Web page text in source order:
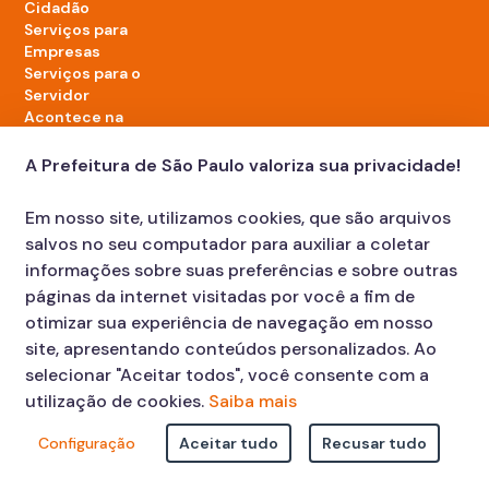
Cidadão
Serviços para
Empresas
Serviços para o
Servidor
Acontece na
LinkedIn da Prefeitura de São Paulo
TikTok da Prefeitura de São Paulo
YouTube da Prefeitura de São Paulo
X da Prefeitura de São Paulo
Instagram da Prefeitura de São Paulo
Facebook da Prefeitura de São Paulo
Diário Oficial
Atendimento: Faça sua Solicitação
© COPYRIGHT 2023, Prefeitura Municipal de São Paulo Viaduto do
Cha, 15 - Centro - CEP: 01002-020
A Prefeitura de São Paulo valoriza sua privacidade!
Em nosso site, utilizamos cookies, que são arquivos
salvos no seu computador para auxiliar a coletar
informações sobre suas preferências e sobre outras
páginas da internet visitadas por você a fim de
otimizar sua experiência de navegação em nosso
site, apresentando conteúdos personalizados. Ao
selecionar "Aceitar todos", você consente com a
utilização de cookies. Saiba mais
Configuração Aceitar tudo Recusar tudo